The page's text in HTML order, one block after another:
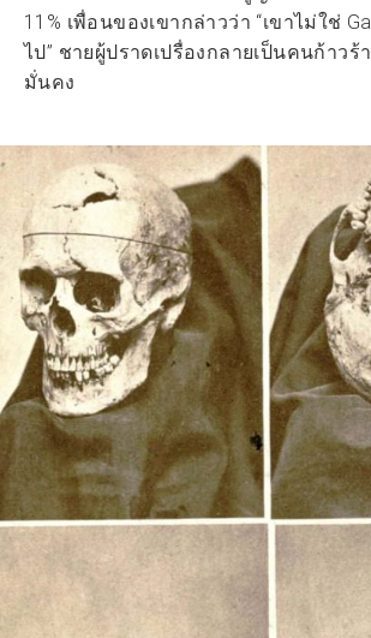
11% เพื่อนของเขากล่าวว่า “เขาไม่ใช่
ไป” ชายผู้ปราดเปรื่องกลายเป็นคนก้าว
มั่นคง